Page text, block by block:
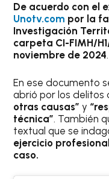
De acuerdo con el
Unotv.com por la
Investigación
carpeta CI-FIMH/
noviembre de 2024.
En ese documento
abrió por los delitos
otras causas” y
técnica”. También
textual que se
ejercicio
caso.